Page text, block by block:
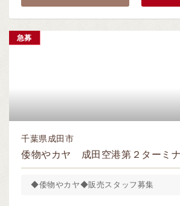
千葉県成田市
倭物やカヤ 成田空港第２ターミ
◆倭物やカヤ◆販売スタッフ募集
急募